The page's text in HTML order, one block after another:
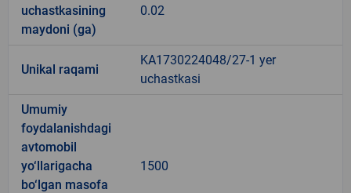
uchastkasining
maydoni (ga)
0.02
Unikal raqami
KA1730224048/27-1 yer
uchastkasi
Umumiy
foydalanishdagi
avtomobil
yo‘llarigacha
bo‘lgan masofa
1500